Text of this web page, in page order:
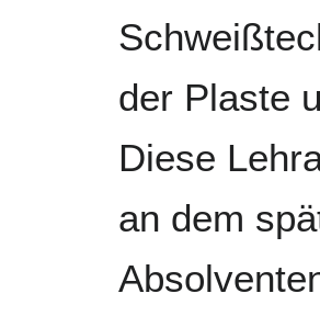
der Plaste
Diese
an dem